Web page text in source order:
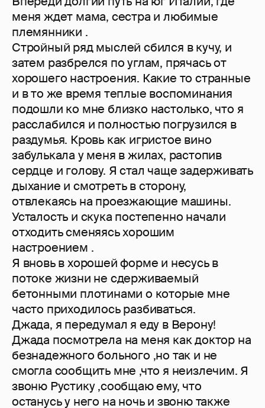
меня ждет мама, сестра и любимые
племянники .
Стройный ряд мыслей сбился в кучу, и
затем разбрелся по углам, прячась от
хорошего настроения. Какие то странные
и в то же время теплые воспоминания
подошли ко мне близко настолько, что я
расслабился и полностью погрузился в
раздумья. Кровь как игристое вино
забулькала у меня в жилах, растопив
сердце и голову. Я стал чаще задерживать
дыхание и смотреть в сторону,
отвлекаясь на проезжающие машины.
Усталость и скука постепенно начали
отходить сменяясь хорошим
настроением .
Я вновь в хорошей форме и несусь в
потоке жизни не сдерживаемый
бетонными плотинами о которые мне
часто приходилось разбиваться.
Джада, я передумал я еду в Верону!
Джада посмотрела на меня как доктор на
безнадежного больного ,но так и не
смогла сообщить мне ,что я неизлечим. Я
звоню Рустику ,сообщаю ему, что
останусь у него на ночь и звоню также